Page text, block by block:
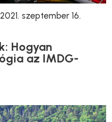
2021. szeptember 16.
Hogyan
az IMDG-